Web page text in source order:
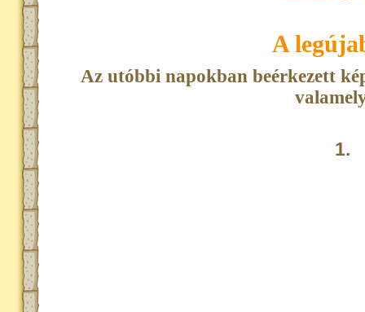
A
Az utóbbi napokban beérkezett
1.